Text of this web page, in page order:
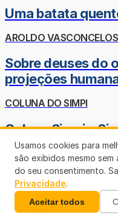
Uma batata
AROLDO VASCONCELOS
Sobre deuses do
projeções
COLUNA DO SIMPI
Coluna Simpi –
Reforma
das Pequenas
CARLOS HENRIQUE
OPINIÃO DE
Usamos cookies para
são exibidos mesmo
do seu consentimento.
Privacidade.
Aceitar todos